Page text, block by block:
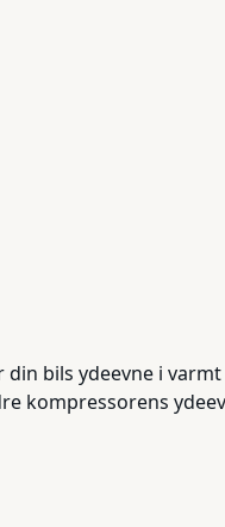
bils ydeevne i
kompressorens